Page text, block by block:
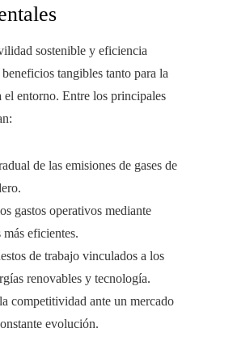
sostenible y eficiencia
tangibles tanto para la
el entorno. Entre los principales
de las emisiones de gases de
gastos operativos mediante
eficientes.
de trabajo vinculados a los
renovables y tecnología.
competitividad ante un mercado
evolución.